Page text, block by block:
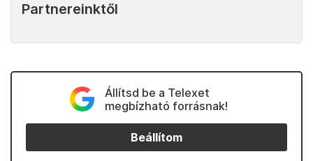
Partnereinktől
Állítsd be a Telexet
megbízható forrásnak!
Beállítom